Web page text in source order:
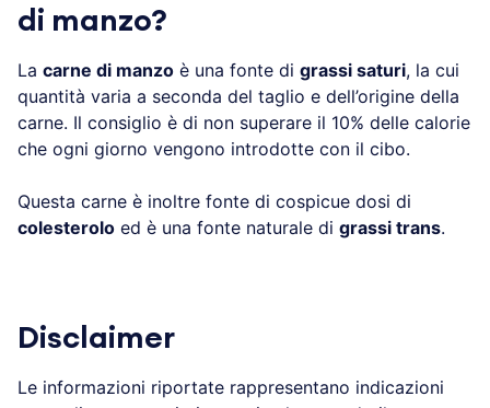
di manzo?
La carne di manzo è una fonte di grassi saturi, la cui
quantità varia a seconda del taglio e dell’origine della
carne. Il consiglio è di non superare il 10% delle calorie
che ogni giorno vengono introdotte con il cibo.
Questa carne è inoltre fonte di cospicue dosi di
colesterolo ed è una fonte naturale di grassi trans.
Disclaimer
Le informazioni riportate rappresentano indicazioni